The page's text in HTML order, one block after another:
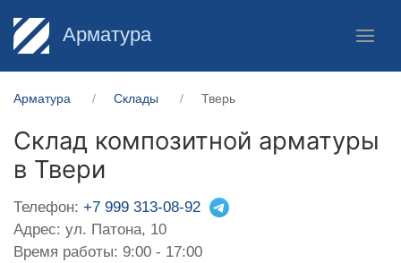
Арматура
Арматура Склады Тверь
Склад композитной арматуры
в Твери
Телефон: +7 999 313-08-92
Адрес: ул. Патона, 10
Время работы: 9:00 - 17:00